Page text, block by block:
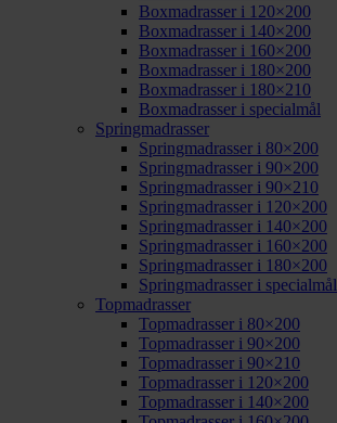
Boxmadrasser i 120×200
Boxmadrasser i 140×200
Boxmadrasser i 160×200
Boxmadrasser i 180×200
Boxmadrasser i 180×210
Boxmadrasser i specialmål
Springmadrasser
Springmadrasser i 80×200
Springmadrasser i 90×200
Springmadrasser i 90×210
Springmadrasser i 120×200
Springmadrasser i 140×200
Springmadrasser i 160×200
Springmadrasser i 180×200
Springmadrasser i specialmål
Topmadrasser
Topmadrasser i 80×200
Topmadrasser i 90×200
Topmadrasser i 90×210
Topmadrasser i 120×200
Topmadrasser i 140×200